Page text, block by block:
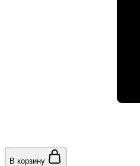
В корзину